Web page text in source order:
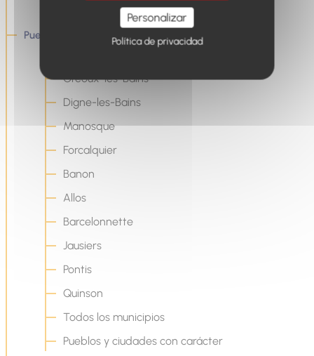
Pueblos y aldeas
Gréoux-les-Bains
Digne-les-Bains
Manosque
Forcalquier
Banon
Allos
Barcelonnette
Jausiers
Pontis
Quinson
Todos los municipios
Pueblos y ciudades con carácter
Personalizar
Política de privacidad